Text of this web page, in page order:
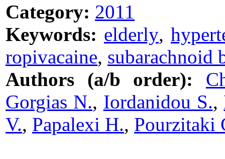
Category: 2011
Keywords: elderly,
ropivacaine, subarachnoid
Authors (a/b order):
Gorgias N., Iordanidou S.,
V., Papalexi H., Pourzitaki